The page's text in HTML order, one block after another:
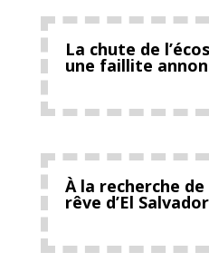
La chute de
une faillite
À la recherche
rêve d’El Salvador